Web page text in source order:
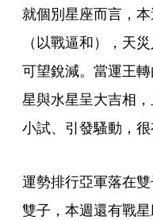
就個別星座而言，
（以戰逼和），天
可望銳減。當運王
星與水星呈大吉相
小試、引發騷動，很
運勢排行亞軍落在
雙子，本週還有戰